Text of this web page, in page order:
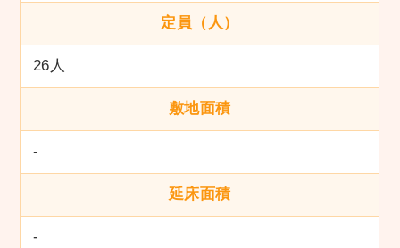
定員（人）
26人
敷地面積
-
延床面積
-